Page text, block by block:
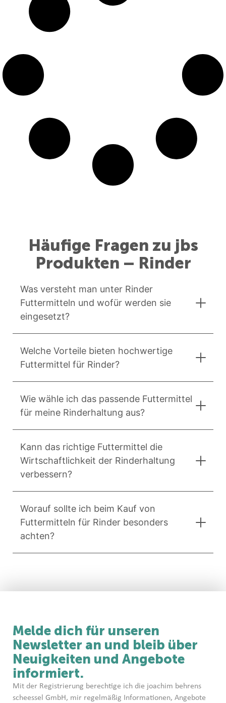
Häufige Fragen zu jbs
Produkten – Rinder
Was versteht man unter Rinder
Futtermitteln und wofür werden sie
eingesetzt?
Welche Vorteile bieten hochwertige
Futtermittel für Rinder?
Wie wähle ich das passende Futtermittel
für meine Rinderhaltung aus?
Kann das richtige Futtermittel die
Wirtschaftlichkeit der Rinderhaltung
verbessern?
Worauf sollte ich beim Kauf von
Futtermitteln für Rinder besonders
achten?
Melde dich für unseren
Newsletter an und bleib über
Neuigkeiten und Angebote
informiert.
Mit der Registrierung berechtige ich die joachim behrens
scheessel GmbH, mir regelmäßig Informationen, Angebote